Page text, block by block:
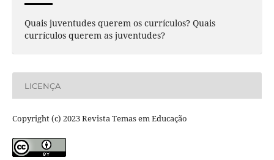
Quais juventudes querem os currículos? Quais
currículos querem as juventudes?
LICENÇA
Copyright (c) 2023 Revista Temas em Educação